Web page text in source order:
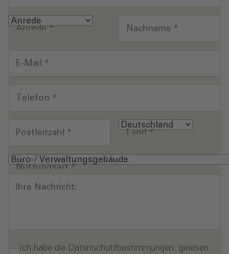
Anrede * Nachname *
E-Mail *
Telefon *
Postleitzahl * Land *
Nutzungsart *
Ihre Nachricht:
Ich habe die Datenschutzbestimmungen gelesen